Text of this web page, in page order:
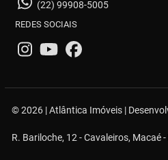
(22) 99908-5005
REDES SOCIAIS
© 2026 | Atlântica Imóveis |
R. Bariloche, 12 - Cavaleiros, Macaé